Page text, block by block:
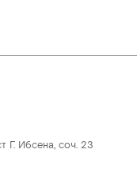
Г. Ибсена, соч. 23